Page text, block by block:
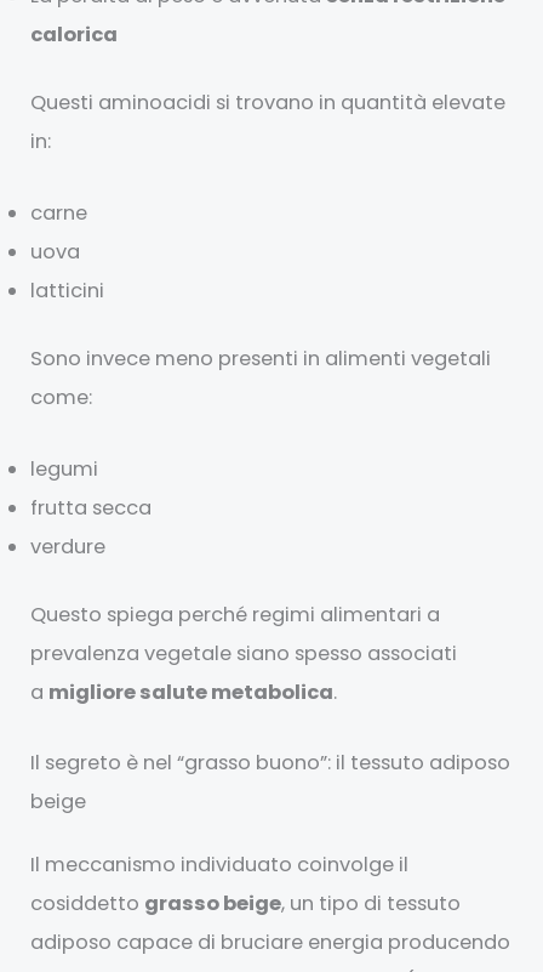
calorica
Questi aminoacidi si trovano in quantità elevate
in:
carne
uova
latticini
Sono invece meno presenti in alimenti vegetali
come:
legumi
frutta secca
verdure
Questo spiega perché regimi alimentari a
prevalenza vegetale siano spesso associati
a migliore salute metabolica.
Il segreto è nel “grasso buono”: il tessuto adiposo
beige
Il meccanismo individuato coinvolge il
cosiddetto grasso beige, un tipo di tessuto
adiposo capace di bruciare energia producendo